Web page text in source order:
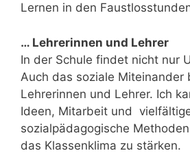
Lernen in den
… Lehrerinnen und Lehrer
In der Schule findet nicht nur
Auch das soziale Miteinander
Lehrerinnen und Lehrer. Ich
Ideen, Mitarbeit und
sozialpädagogische
das Klassenklima zu stärken.